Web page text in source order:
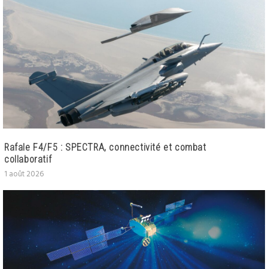
Rafale F4/F5 : SPECTRA, connectivité et combat
collaboratif
1 août 2026